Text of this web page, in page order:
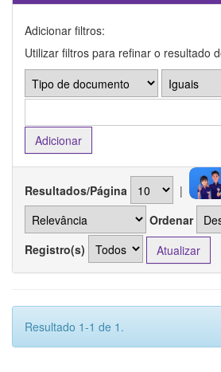
Adicionar filtros:
Utilizar filtros para refinar o resultado
Resultados/Página |
Ordenar
Registro(s)
Resultado 1-1 de 1.